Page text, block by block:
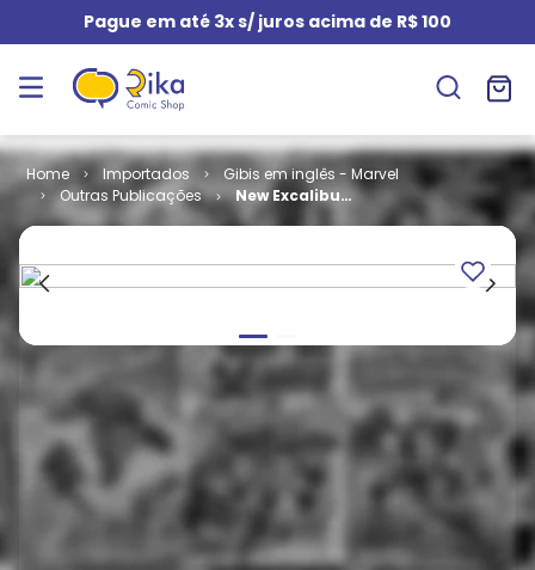
Pague em até 3x s/ juros acima de R$ 100
Importados
Gibis em inglês - Marvel
Outras Publicações
New Excalibur
# 09